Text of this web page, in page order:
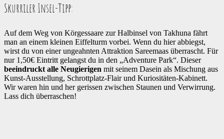
Skurriler Insel-Tipp:
Auf dem Weg von Körgessaare zur Halbinsel von Takhuna fährt
man an einem kleinen Eiffelturm vorbei. Wenn du hier abbiegst,
wirst du von einer ungeahnten Attraktion Sareemaas überrascht. Für
nur 1,50€ Eintritt gelangst du in den „Adventure Park“. Dieser
beeindruckt alle Neugierigen mit seinem Dasein als Mischung aus
Kunst-Ausstellung, Schrottplatz-Flair und Kuriositäten-Kabinett.
Wir waren hin und her gerissen zwischen Staunen und Verwirrung.
Lass dich überraschen!